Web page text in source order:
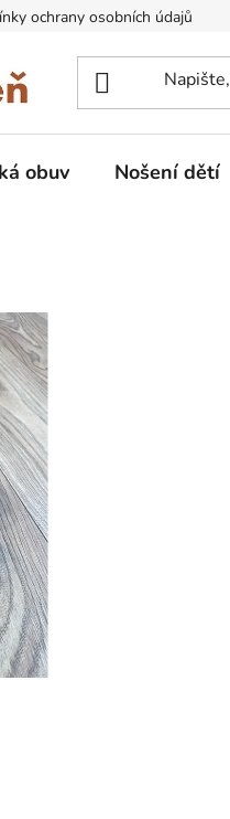
ochrany osobních údajů
obuv Nošení dětí